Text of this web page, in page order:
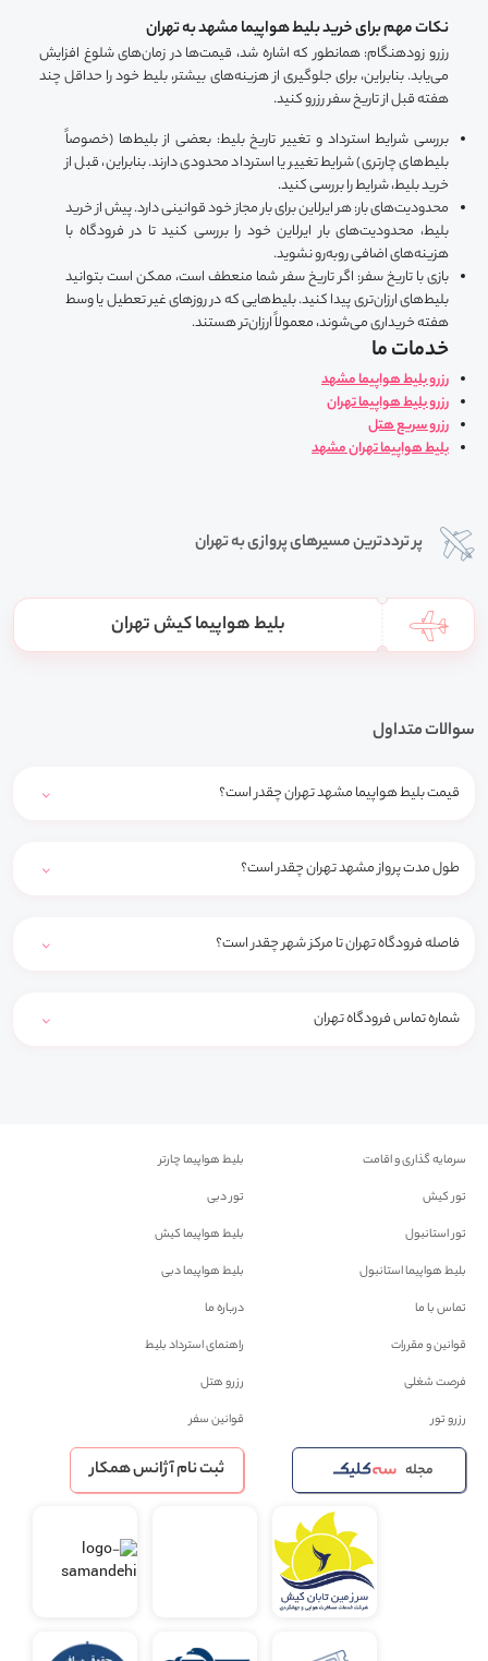
نکات مهم برای خرید بلیط هواپیما مشهد به تهران
رزرو زودهنگام: همانطور که اشاره شد، قیمت‌ها در زمان‌های شلوغ افزایش
می‌یابد. بنابراین، برای جلوگیری از هزینه‌های بیشتر، بلیط خود را حداقل چند
هفته قبل از تاریخ سفر رزرو کنید.
بررسی شرایط استرداد و تغییر تاریخ بلیط: بعضی از بلیط‌ها (خصوصاً
بلیط‌های چارتری) شرایط تغییر یا استرداد محدودی دارند. بنابراین، قبل از
خرید بلیط، شرایط را بررسی کنید.
محدودیت‌های بار: هر ایرلاین برای بار مجاز خود قوانینی دارد. پیش از خرید
بلیط، محدودیت‌های بار ایرلاین خود را بررسی کنید تا در فرودگاه با
هزینه‌های اضافی روبه‌رو نشوید.
بازی با تاریخ سفر: اگر تاریخ سفر شما منعطف است، ممکن است بتوانید
بلیط‌های ارزان‌تری پیدا کنید. بلیط‌هایی که در روزهای غیر تعطیل یا وسط
هفته خریداری می‌شوند، معمولاً ارزان‌تر هستند.
خدمات ما
رزرو بلیط هواپیما مشهد
رزرو بلیط هواپیما تهران
رزرو سریع هتل
بلیط هواپیما تهران مشهد
پر ترددترین مسیرهای پروازی به تهران
بلیط هواپیما کیش تهران
سوالات متداول
قیمت بلیط هواپیما مشهد تهران چقدر است؟
طول مدت پرواز مشهد تهران چقدر است؟
فاصله فرودگاه تهران تا مرکز شهر چقدر است؟
شماره تماس فرودگاه تهران
سرمایه گذاری و اقامت
بلیط هواپیما چارتر
تور کیش
تور دبی
تور استانبول
بلیط هواپیما کیش
بلیط هواپیما استانبول
بلیط هواپیما دبی
تماس با ما
درباره ما
قوانین و مقررات
راهنمای استرداد بلیط
فرصت شغلی
رزرو هتل
رزرو تور
قوانین سفر
مجله ثبت نام آژانس همکار